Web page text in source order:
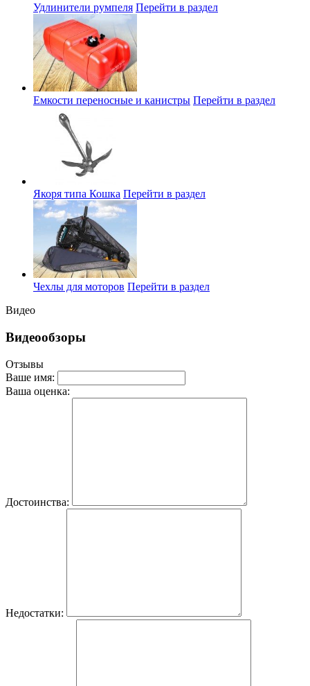
Удлинители румпеля Перейти в раздел
Емкости переносные и канистры Перейти в раздел
Якоря типа Кошка Перейти в раздел
Чехлы для моторов Перейти в раздел
Видео
Видеообзоры
Отзывы
Ваше имя:
Ваша оценка:
Достоинства:
Недостатки: